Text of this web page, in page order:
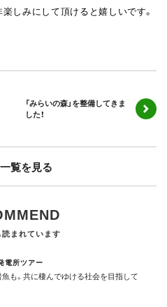
しみにして頂けると嬉しいです。
「みらいの森」を整備してきま
した！
覧を見る
読まれています
電所ツアー
魚も。共に棲んでゆける社会を目指して